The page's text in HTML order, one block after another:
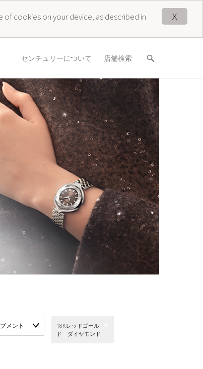
X
cookies on your device, as described in
センチュリーについて 店舗検索
メント
18Kレッドゴール
ド ダイヤモンド